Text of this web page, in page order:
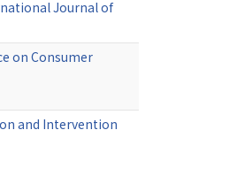
Journal of
on Consumer
and Intervention